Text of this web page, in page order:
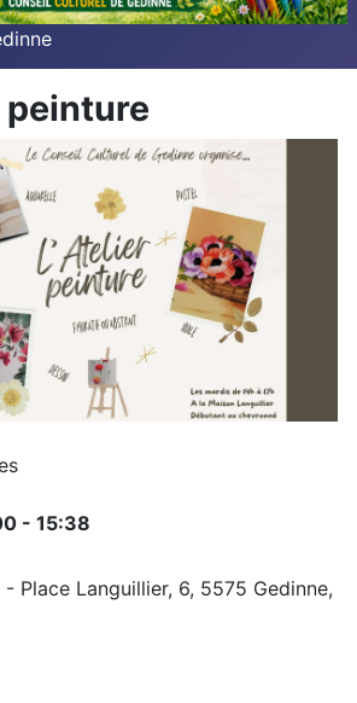
- 15:38
Place Languillier, 6, 5575 Gedinne,